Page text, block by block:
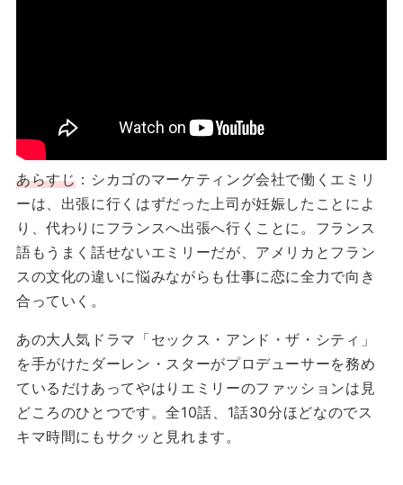
あらすじ ：シカゴのマーケティング会社で働くエミリ
ーは、出張に行くはずだった上司が妊娠したことによ
り、代わりにフランスへ出張へ行くことに。フランス
語もうまく話せないエミリーだが、アメリカとフラン
スの文化の違いに悩みながらも仕事に恋に全力で向き
合っていく。
あの大人気ドラマ「セックス・アンド・ザ・シティ」
を手がけたダーレン・スターがプロデューサーを務め
ているだけあってやはりエミリーのファッションは見
どころのひとつです。全10話、1話30分ほどなのでス
キマ時間にもサクッと見れます。